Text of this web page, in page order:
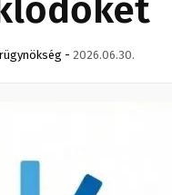
- 2026.06.30.